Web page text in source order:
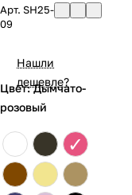
Арт. SH25-
09
Нашли
дешевле?
Цвет: Дымчато-
розовый
✓